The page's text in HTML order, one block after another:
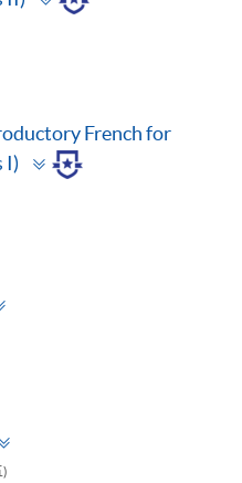
panel
French for
I)
Toggle
panel
)